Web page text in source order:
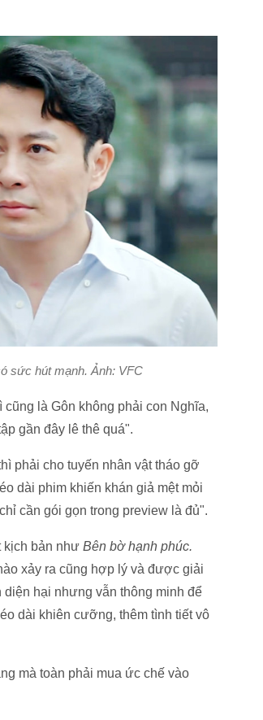
sức hút mạnh. Ảnh: VFC
là Gôn không phải con Nghĩa,
gần đây lê thê quá".
phải cho tuyến nhân vật tháo gỡ
dài phim khiến khán giả mệt mỏi
cần gói gọn trong preview là đủ".
kịch bản như Bên bờ hạnh phúc.
xảy ra cũng hợp lý và được giải
diện hại nhưng vẫn thông minh để
dài khiên cưỡng, thêm tình tiết vô
mà toàn phải mua ức chế vào